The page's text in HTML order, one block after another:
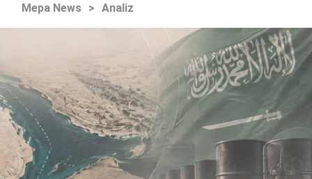
Mepa News > Analiz